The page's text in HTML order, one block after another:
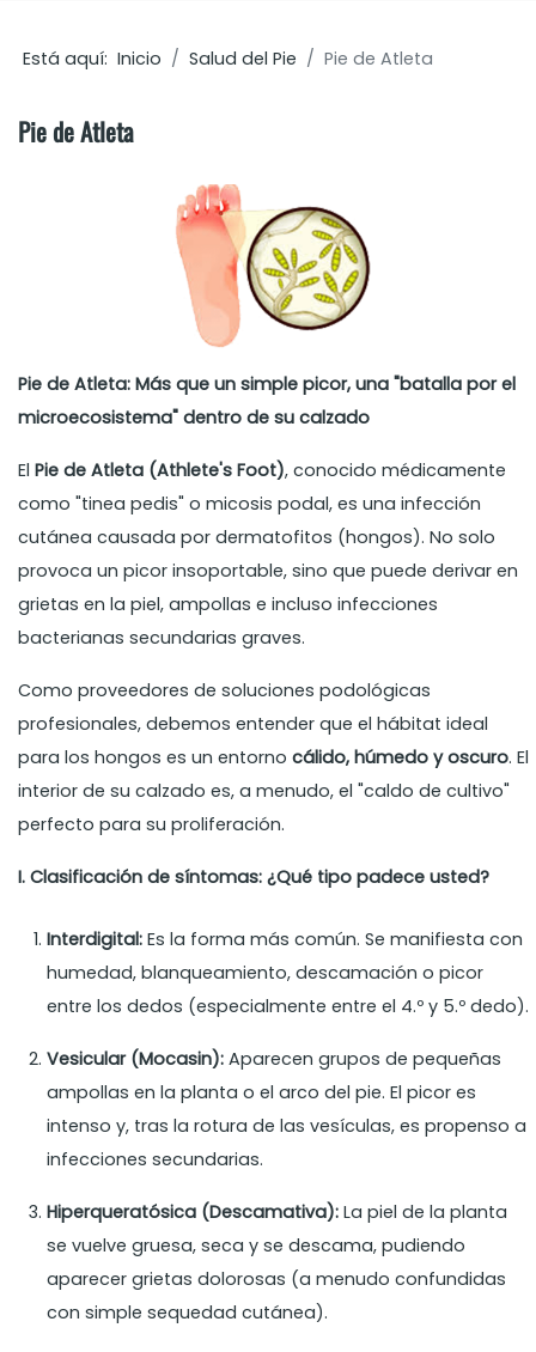
Está aquí:Inicio Salud del Pie Pie de Atleta
Pie de Atleta
Pie de Atleta: Más que un simple picor, una "batalla por el
microecosistema" dentro de su calzado
ElPie de Atleta (Athlete's Foot), conocido médicamente
como "tinea pedis" o micosis podal, es una infección
cutánea causada por dermatofitos (hongos). No solo
provoca un picor insoportable, sino que puede derivar en
grietas en la piel, ampollas e incluso infecciones
bacterianas secundarias graves.
Como proveedores de soluciones podológicas
profesionales, debemos entender que el hábitat ideal
para los hongos es un entornocálido, húmedo y oscuro. El
interior de su calzado es, a menudo, el "caldo de cultivo"
perfecto para su proliferación.
I. Clasificación de síntomas: ¿Qué tipo padece usted?
Interdigital: Es la forma más común. Se manifiesta con
humedad, blanqueamiento, descamación o picor
entre los dedos (especialmente entre el 4.º y 5.º dedo).
Vesicular (Mocasin): Aparecen grupos de pequeñas
ampollas en la planta o el arco del pie. El picor es
intenso y, tras la rotura de las vesículas, es propenso a
infecciones secundarias.
Hiperqueratósica (Descamativa): La piel de la planta
se vuelve gruesa, seca y se descama, pudiendo
aparecer grietas dolorosas (a menudo confundidas
con simple sequedad cutánea).